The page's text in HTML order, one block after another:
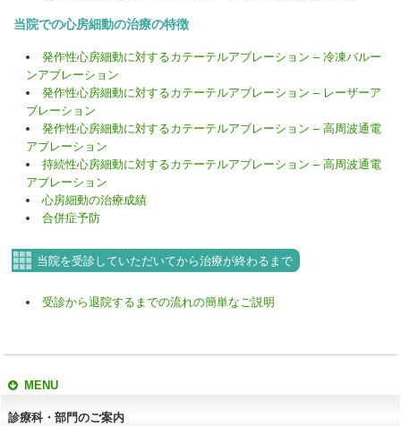
当院での心房細動の治療の特徴
発作性心房細動に対するカテーテルアブレーション – 冷凍バルー
ンアブレーション
発作性心房細動に対するカテーテルアブレーション – レーザーア
ブレーション
発作性心房細動に対するカテーテルアブレーション – 高周波通電
アブレーション
持続性心房細動に対するカテーテルアブレーション – 高周波通電
アブレーション
心房細動の治療成績
合併症予防
当院を受診していただいてから治療が終わるまで
受診から退院するまでの流れの簡単なご説明
MENU
診療科・部門のご案内